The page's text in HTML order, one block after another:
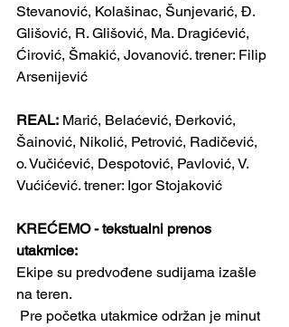
Stevanović, Kolašinac, Šunjevarić, Đ.
Glišović, R. Glišović, Ma. Dragićević,
Ćirović, Šmakić, Jovanović. trener: Filip
Arsenijević
REAL: Marić, Belaćević, Đerković,
Šainović, Nikolić, Petrović, Radičević,
o. Vučićević, Despotović, Pavlović, V.
Vućićević. trener: Igor Stojaković
KREĆEMO - tekstualni prenos
utakmice:
Ekipe su predvođene sudijama izašle
na teren.